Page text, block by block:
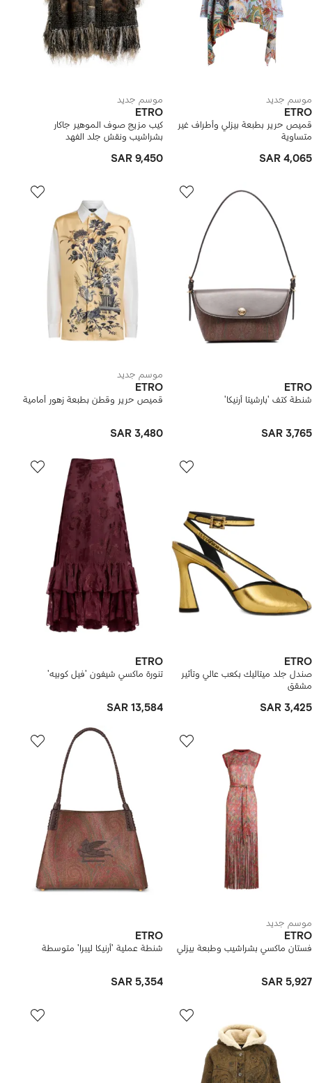
موسم جديد
ETRO
قميص حرير بطبعة بيزلي وأطراف غير
متساوية
SAR 4,065
موسم جديد
ETRO
كيب مزيج صوف الموهير جاكار
بشراشيب ونقش جلد الفهد
SAR 9,450
ETRO
شنطة كتف 'بارشيتا أرنيكا'
SAR 3,765
موسم جديد
ETRO
قميص حرير وقطن بطبعة زهور أمامية
SAR 3,480
ETRO
صندل جلد ميتاليك بكعب عالي وتأثير
مشقق
SAR 3,425
ETRO
تنورة ماكسي شيفون 'فيل كوبيه'
SAR 13,584
موسم جديد
ETRO
فستان ماكسي بشراشيب وطبعة بيزلي
SAR 5,927
ETRO
شنطة عملية 'أرنيكا ليبرا' متوسطة
SAR 5,354